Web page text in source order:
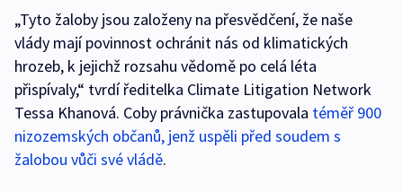
„Tyto žaloby jsou založeny na přesvědčení, že naše
vlády mají povinnost ochránit nás od klimatických
hrozeb, k jejichž rozsahu vědomě po celá léta
přispívaly,“ tvrdí ředitelka Climate Litigation Network
Tessa Khanová. Coby právnička zastupovala téměř 900
nizozemských občanů, jenž uspěli před soudem s
žalobou vůči své vládě.